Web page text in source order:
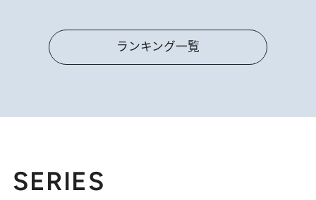
ランキング一覧
SERIES